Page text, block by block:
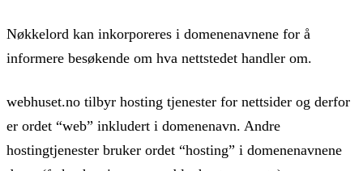
Nøkkelord kan inkorporeres i domenenavnene for å
informere besøkende om hva nettstedet handler om.
webhuset.no tilbyr hosting tjenester for nettsider og derfor
er ordet “web” inkludert i domenenavn. Andre
hostingtjenester bruker ordet “hosting” i domenenavnene